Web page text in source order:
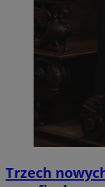
Trzech